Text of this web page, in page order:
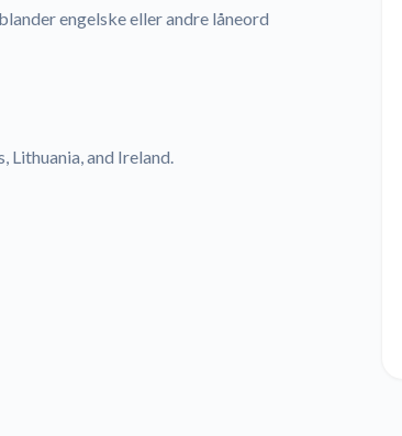
engelske eller andre låneord
Lithuania, and Ireland.